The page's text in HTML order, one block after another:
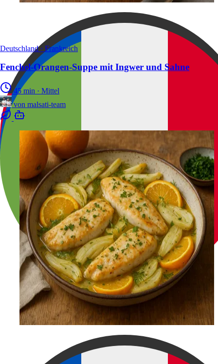
Deutschland · Frankreich
Fenchel-Orangen-Suppe mit Ingwer und Sahne
45 min · Mittel
von malsati-team